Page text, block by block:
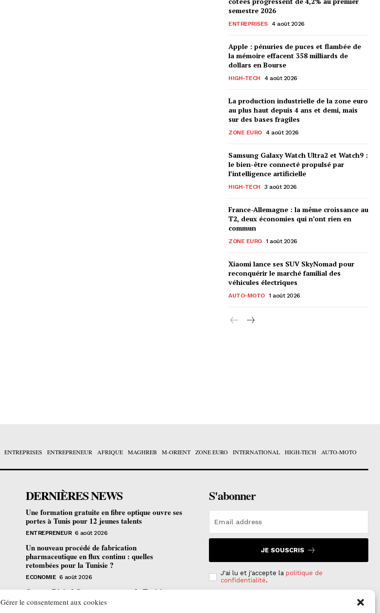
Gérer le consentement aux cookies
semestre 2026
ENTREPRISES 4 août 2026
Apple : pénuries de puces et flambée de
la mémoire effacent 358 milliards de
dollars en Bourse
HIGH-TECH 4 août 2026
La production industrielle de la zone euro
au plus haut depuis 4 ans et demi, mais
sur des bases fragiles
ZONE EURO 4 août 2026
Samsung Galaxy Watch Ultra2 et Watch9 :
le bien-être connecté propulsé par
l’intelligence artificielle
HIGH-TECH 3 août 2026
France-Allemagne : la même croissance au
T2, deux économies qui n’ont rien en
commun
ZONE EURO 1 août 2026
Xiaomi lance ses SUV SkyNomad pour
reconquérir le marché familial des
véhicules électriques
AUTO-MOTO 1 août 2026
ENTREPRISES ENTREPRENEUR AFRIQUE MAGHREB M-ORIENT ZONE EURO INTERNATIONAL HIGH-TECH AUTO-MOTO
DERNIÈRES NEWS
Une formation gratuite en fibre optique ouvre ses
portes à Tunis pour 12 jeunes talents
ENTREPRENEUR 6 août 2026
Un nouveau procédé de fabrication
pharmaceutique en flux continu : quelles
retombées pour la Tunisie ?
ECONOMIE 6 août 2026
Orange Digital Center : comment la Tunisie est
devenue le laboratoire mondial de l’inclusion
S'abonner
JE SOUSCRIS
J'ai lu et j'accepte la politique de
confidentialité.